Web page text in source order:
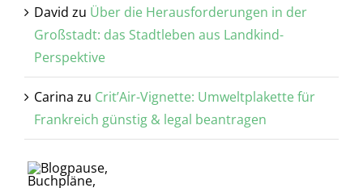
David zu Über die Herausforderungen in der
Großstadt: das Stadtleben aus Landkind-
Perspektive
Carina zu Crit’Air-Vignette: Umweltplakette für
Frankreich günstig & legal beantragen